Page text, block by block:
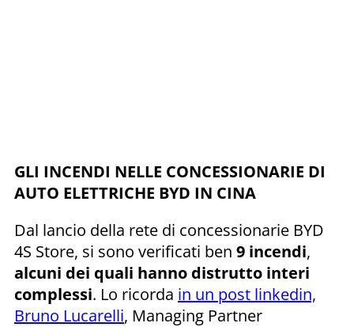
GLI INCENDI NELLE CONCESSIONARIE DI
AUTO ELETTRICHE BYD IN CINA
Dal lancio della rete di concessionarie BYD
4S Store, si sono verificati ben 9 incendi,
alcuni dei quali hanno distrutto interi
complessi. Lo ricorda in un post linkedin,
Bruno Lucarelli, Managing Partner